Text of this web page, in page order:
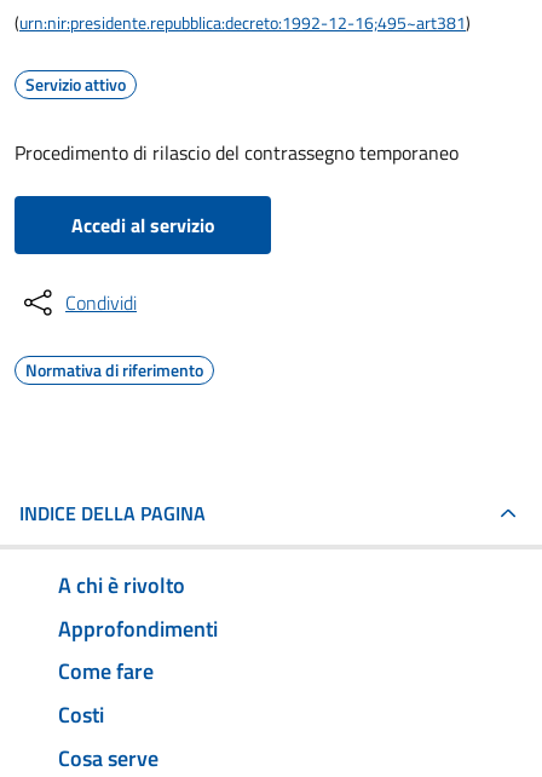
(urn:nir:presidente.repubblica:decreto:1992-12-16;495~art381)
Servizio attivo
Procedimento di rilascio del contrassegno temporaneo
Accedi al servizio
Condividi
Normativa di riferimento
INDICE DELLA PAGINA
A chi è rivolto
Approfondimenti
Come fare
Costi
Cosa serve